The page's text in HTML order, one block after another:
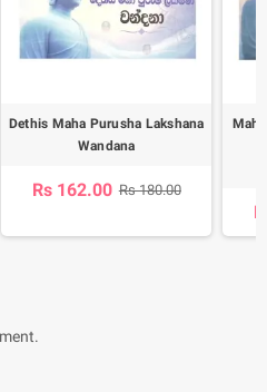
Dethis Maha Purusha Lakshana
Wandana
Rs 162.00 Rs 180.00